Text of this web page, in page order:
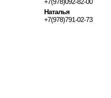
Наталья
+7(978)791-02-73